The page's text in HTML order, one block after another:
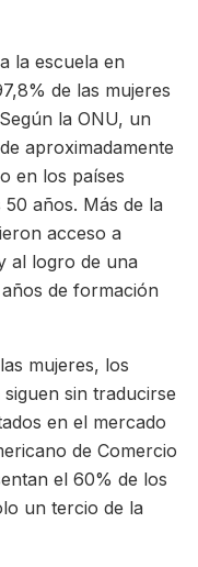
la escuela en
de las mujeres
la ONU, un
aproximadamente
en los países
años. Más de la
acceso a
al logro de una
de formación
mujeres, los
sin traducirse
en el mercado
de Comercio
el 60% de los
un tercio de la